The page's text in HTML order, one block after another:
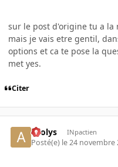
sur le post d'origine tu a la
mais je vais etre gentil,
options et ca te pose la
met yes.
Citer
aeolys INpactien
Posté(e) le 24 novembre